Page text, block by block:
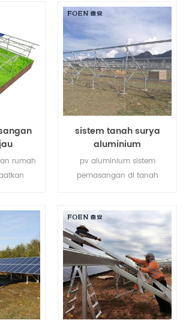
rumah
yang
sistem tanah surya
aluminium
pv aluminium sistem
pemasangan di tanah
memastikan kemampuan
anti korosif yang sangat baik.